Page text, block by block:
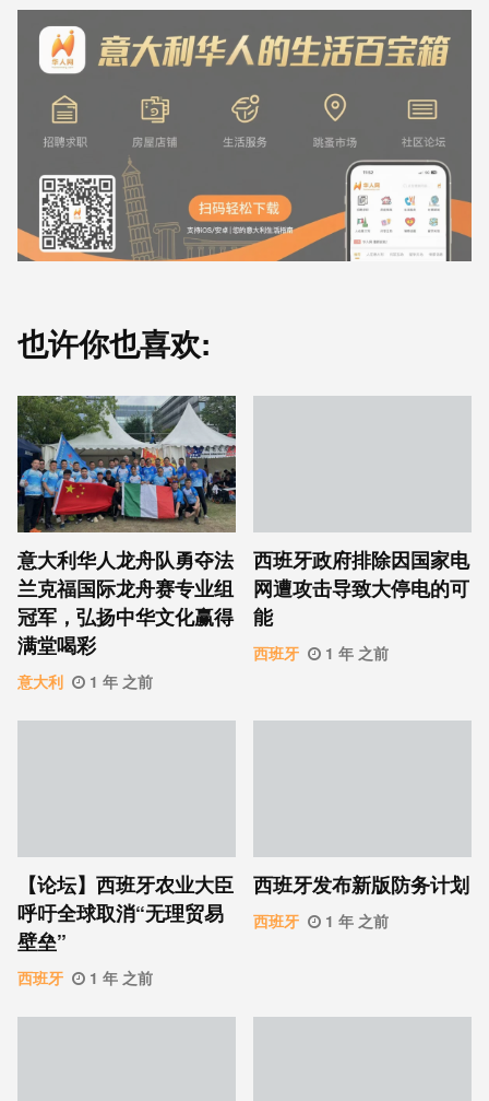
也许你也喜欢:
意大利华人龙舟队勇夺法
兰克福国际龙舟赛专业组
冠军，弘扬中华文化赢得
满堂喝彩
意大利 1 年 之前
西班牙政府排除因国家电
网遭攻击导致大停电的可
能
西班牙 1 年 之前
【论坛】西班牙农业大臣
呼吁全球取消“无理贸易
壁垒”
西班牙 1 年 之前
西班牙发布新版防务计划
西班牙 1 年 之前